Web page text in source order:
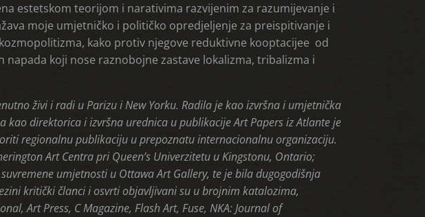
estetskom teorijom i narativima razvijenim za razumijevanje i
moje umjetničko i političko opredjeljenje za preispitivanje i
kako protiv njegove reduktivne kooptacijee od
koji nose raznobojne zastave lokalizma, tribalizma i
živi i radi u Parizu i New Yorku. Radila je kao izvršna i umjetnička
direktorica i izvršna urednica u publikacije Art Papers iz Atlante je
regionalnu publikaciju u prepoznatu internacionalnu organizaciju.
Art Centra pri Queen’s Univerzitetu u Kingstonu, Ontario;
umjetnosti u Ottawa Art Gallery, te je bila dugogodišnja
kritički članci i osvrti objavljivani su u brojnim katalozima,
Art Press, C Magazine, Flash Art, Fuse, NKA: Journal of